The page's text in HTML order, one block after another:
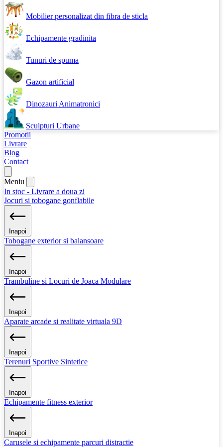
Mobilier personalizat din fibra de sticla
Echipamente gradinita
Tunuri de spuma
Gazon artificial
Dinozauri Animatronici
Sculpturi Urbane
Promotii
Livrare
Blog
Contact
Meniu
In stoc - Livrare a doua zi
Jocuri si tobogane gonflabile
Inapoi
Tobogane exterior si balansoare
Inapoi
Trambuline si Locuri de Joaca Modulare
Inapoi
Aparate arcade si realitate virtuala 9D
Inapoi
Terenuri Sportive Sintetice
Inapoi
Echipamente fitness exterior
Inapoi
Carusele si echipamente parcuri distractie